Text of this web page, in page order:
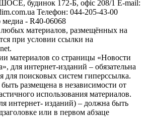
будинок 172-Б, офіс 208/1 E-mail:
Телефон: 044-205-43-00
- R40-06068
материалов, размещённых на
при условии ссылки на
материалов со страницы «Новости
для интернет-изданий – обязательна
для поисковых систем гиперссылка.
размещена в независимости от
использования материалов.
интернет- изданий) – должна быть
или в первом абзаце